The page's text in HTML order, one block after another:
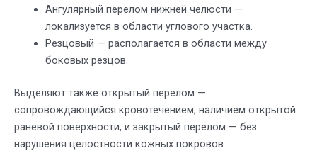
Ангулярный перелом нижней челюсти —
локализуется в области углового участка.
Резцовый — располагается в области между
боковых резцов.
Выделяют также открытый перелом —
сопровождающийся кровотечением, наличием открытой
раневой поверхности, и закрытый перелом — без
нарушения целостности кожных покровов.